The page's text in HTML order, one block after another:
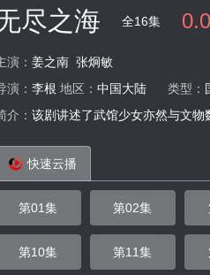
尽之海 全16集 0.0
演： 姜之南 张炯敏
演： 李根 地区： 中国大陆 类型：
介： 该剧讲述了武馆少女亦然与文物
快速云播
第01集 第02集
第10集 第11集